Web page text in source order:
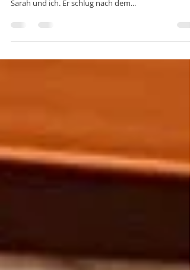
Wir sind hier um einen guten Freund zu Besuchen.
Matt studierte an der gleichen Schule Tourismus wie